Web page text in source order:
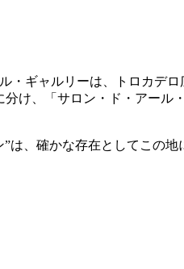
ギャルリーは、トロカデロ
け、「サロン・ド・アール
、確かな存在としてこの地